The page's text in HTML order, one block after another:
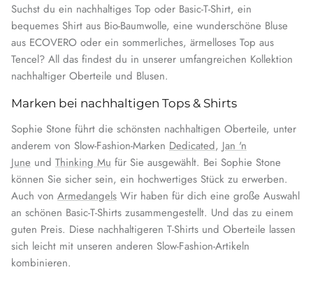
Suchst du ein nachhaltiges Top oder Basic-T-Shirt, ein
bequemes Shirt aus Bio-Baumwolle, eine wunderschöne Bluse
aus ECOVERO oder ein sommerliches, ärmelloses Top aus
Tencel? All das findest du in unserer umfangreichen Kollektion
nachhaltiger Oberteile und Blusen.
Marken bei nachhaltigen Tops & Shirts
Sophie Stone führt die schönsten nachhaltigen Oberteile, unter
anderem von Slow-Fashion-Marken Dedicated, Jan 'n
June und Thinking Mu für Sie ausgewählt. Bei Sophie Stone
können Sie sicher sein, ein hochwertiges Stück zu erwerben.
Auch von Armedangels Wir haben für dich eine große Auswahl
an schönen Basic-T-Shirts zusammengestellt. Und das zu einem
guten Preis. Diese nachhaltigeren T-Shirts und Oberteile lassen
sich leicht mit unseren anderen Slow-Fashion-Artikeln
kombinieren.